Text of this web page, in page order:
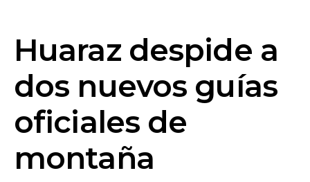
Huaraz despide a
dos nuevos guías
oficiales de
montaña